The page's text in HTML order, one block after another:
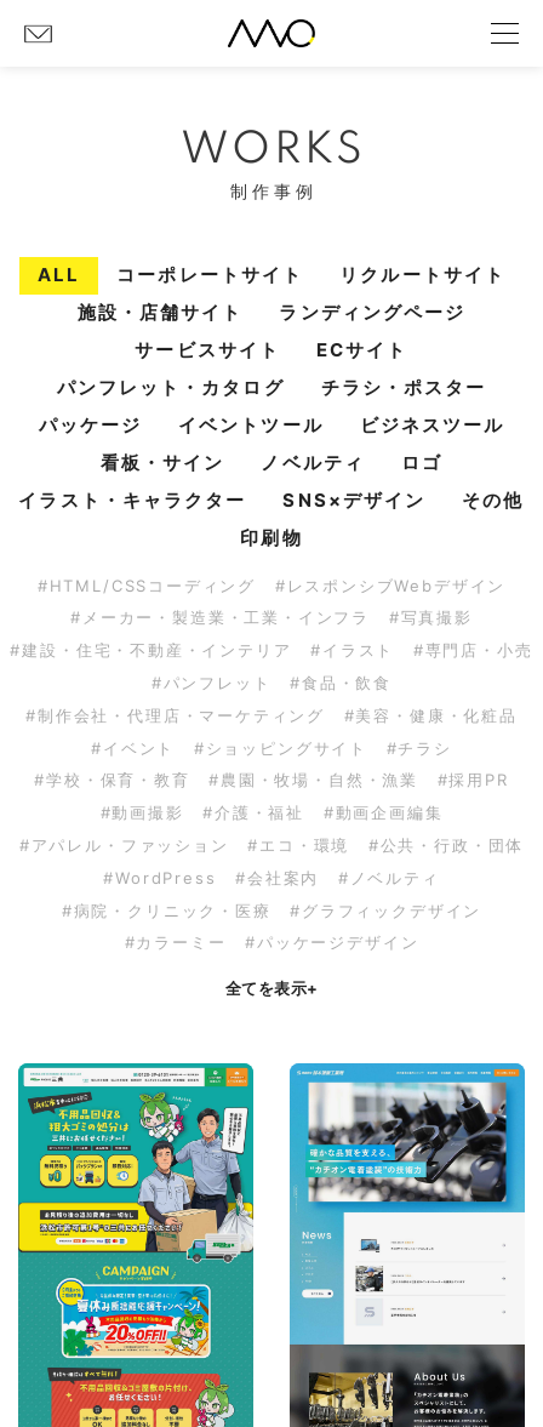
WORKS
制作事例
ALL コーポレートサイト
リクルートサイト
施設・店舗サイト
ランディングページ
サービスサイト
ECサイト
パンフレット・カタログ
チラシ・ポスター
パッケージ
イベントツール
ビジネスツール
看板・サイン
ノベルティ
ロゴ
イラスト・キャラクター
SNS×デザイン
その他
印刷物
#HTML/CSSコーディング
#レスポンシブWebデザイン
#メーカー・製造業・工業・インフラ
#写真撮影
#建設・住宅・不動産・インテリア
#イラスト
#専門店・小売
#パンフレット
#食品・飲食
#制作会社・代理店・マーケティング
#美容・健康・化粧品
#イベント
#ショッピングサイト
#チラシ
#学校・保育・教育
#農園・牧場・自然・漁業
#採用PR
#動画撮影
#介護・福祉
#動画企画編集
#アパレル・ファッション
#エコ・環境
#公共・行政・団体
#WordPress
#会社案内
#ノベルティ
#病院・クリニック・医療
#グラフィックデザイン
#カラーミー
#パッケージデザイン
全てを表示+